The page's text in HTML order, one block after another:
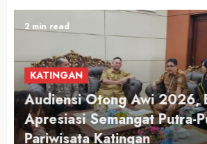
2 min read
KATINGAN
Audiensi Otong Awi 2026,
Apresiasi Semangat Putra-
Pariwisata Katingan